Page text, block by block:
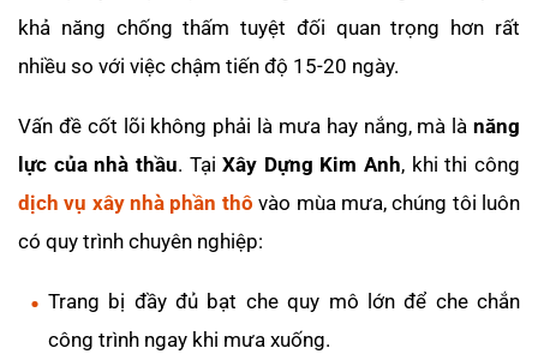
khả năng chống thấm tuyệt đối quan trọng hơn rất
nhiều so với việc chậm tiến độ 15-20 ngày.
Vấn đề cốt lõi không phải là mưa hay nắng, mà là năng
lực của nhà thầu. TạiXây Dựng Kim Anh, khi thi công
dịch vụ xây nhà phần thô vào mùa mưa, chúng tôi luôn
có quy trình chuyên nghiệp:
Trang bị đầy đủ bạt che quy mô lớn để che chắn
công trình ngay khi mưa xuống.